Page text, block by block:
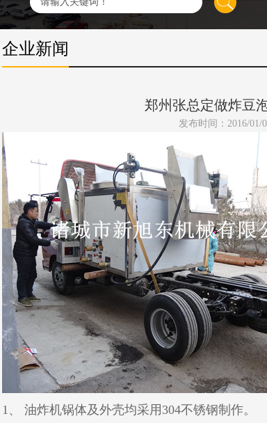
企业新闻
郑州张总定做炸豆
发布时间：2016/01/
1、 油炸机锅体及外壳均采用304不锈钢制作。